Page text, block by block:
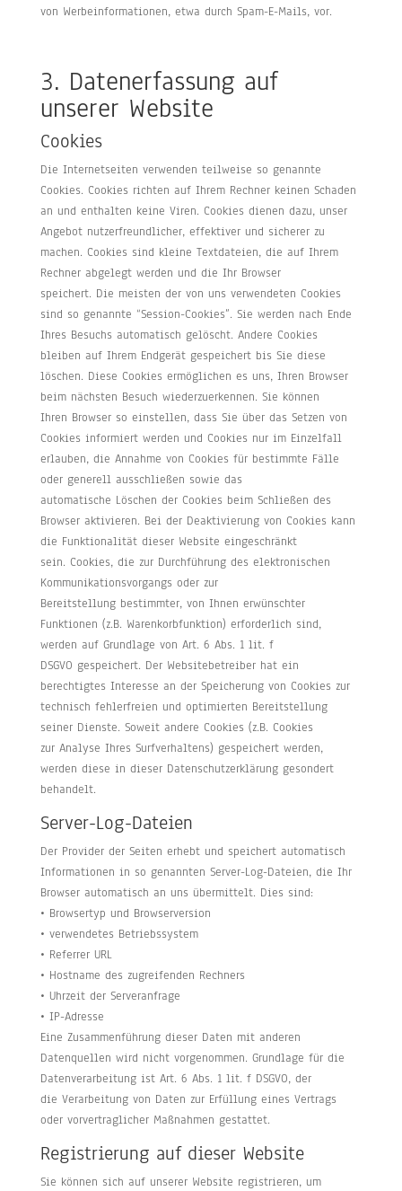
von Werbeinformationen, etwa durch Spam-E-Mails, vor.
3. Datenerfassung auf
unserer Website
Cookies
Die Internetseiten verwenden teilweise so genannte
Cookies. Cookies richten auf Ihrem Rechner keinen Schaden
an und enthalten keine Viren. Cookies dienen dazu, unser
Angebot nutzerfreundlicher, effektiver und sicherer zu
machen. Cookies sind kleine Textdateien, die auf Ihrem
Rechner abgelegt werden und die Ihr Browser
speichert. Die meisten der von uns verwendeten Cookies
sind so genannte “Session-Cookies”. Sie werden nach Ende
Ihres Besuchs automatisch gelöscht. Andere Cookies
bleiben auf Ihrem Endgerät gespeichert bis Sie diese
löschen. Diese Cookies ermöglichen es uns, Ihren Browser
beim nächsten Besuch wiederzuerkennen. Sie können
Ihren Browser so einstellen, dass Sie über das Setzen von
Cookies informiert werden und Cookies nur im Einzelfall
erlauben, die Annahme von Cookies für bestimmte Fälle
oder generell ausschließen sowie das
automatische Löschen der Cookies beim Schließen des
Browser aktivieren. Bei der Deaktivierung von Cookies kann
die Funktionalität dieser Website eingeschränkt
sein. Cookies, die zur Durchführung des elektronischen
Kommunikationsvorgangs oder zur
Bereitstellung bestimmter, von Ihnen erwünschter
Funktionen (z.B. Warenkorbfunktion) erforderlich sind,
werden auf Grundlage von Art. 6 Abs. 1 lit. f
DSGVO gespeichert. Der Websitebetreiber hat ein
berechtigtes Interesse an der Speicherung von Cookies zur
technisch fehlerfreien und optimierten Bereitstellung
seiner Dienste. Soweit andere Cookies (z.B. Cookies
zur Analyse Ihres Surfverhaltens) gespeichert werden,
werden diese in dieser Datenschutzerklärung gesondert
behandelt.
Server-Log-Dateien
Der Provider der Seiten erhebt und speichert automatisch
Informationen in so genannten Server-Log-Dateien, die Ihr
Browser automatisch an uns übermittelt. Dies sind:
• Browsertyp und Browserversion
• verwendetes Betriebssystem
• Referrer URL
• Hostname des zugreifenden Rechners
• Uhrzeit der Serveranfrage
• IP-Adresse
Eine Zusammenführung dieser Daten mit anderen
Datenquellen wird nicht vorgenommen. Grundlage für die
Datenverarbeitung ist Art. 6 Abs. 1 lit. f DSGVO, der
die Verarbeitung von Daten zur Erfüllung eines Vertrags
oder vorvertraglicher Maßnahmen gestattet.
Registrierung auf dieser Website
Sie können sich auf unserer Website registrieren, um